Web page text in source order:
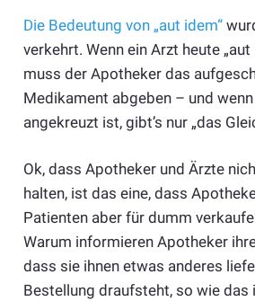
Die Bedeutung von „aut idem“
verkehrt. Wenn ein Arzt heute „aut
muss der Apotheker das
Medikament abgeben – und
angekreuzt ist, gibt’s nur „das
Ok, dass Apotheker und Ärzte
halten, ist das eine, dass
Patienten aber für dumm
Warum informieren Apotheker
dass sie ihnen etwas anderes
Bestellung draufsteht, so wie das